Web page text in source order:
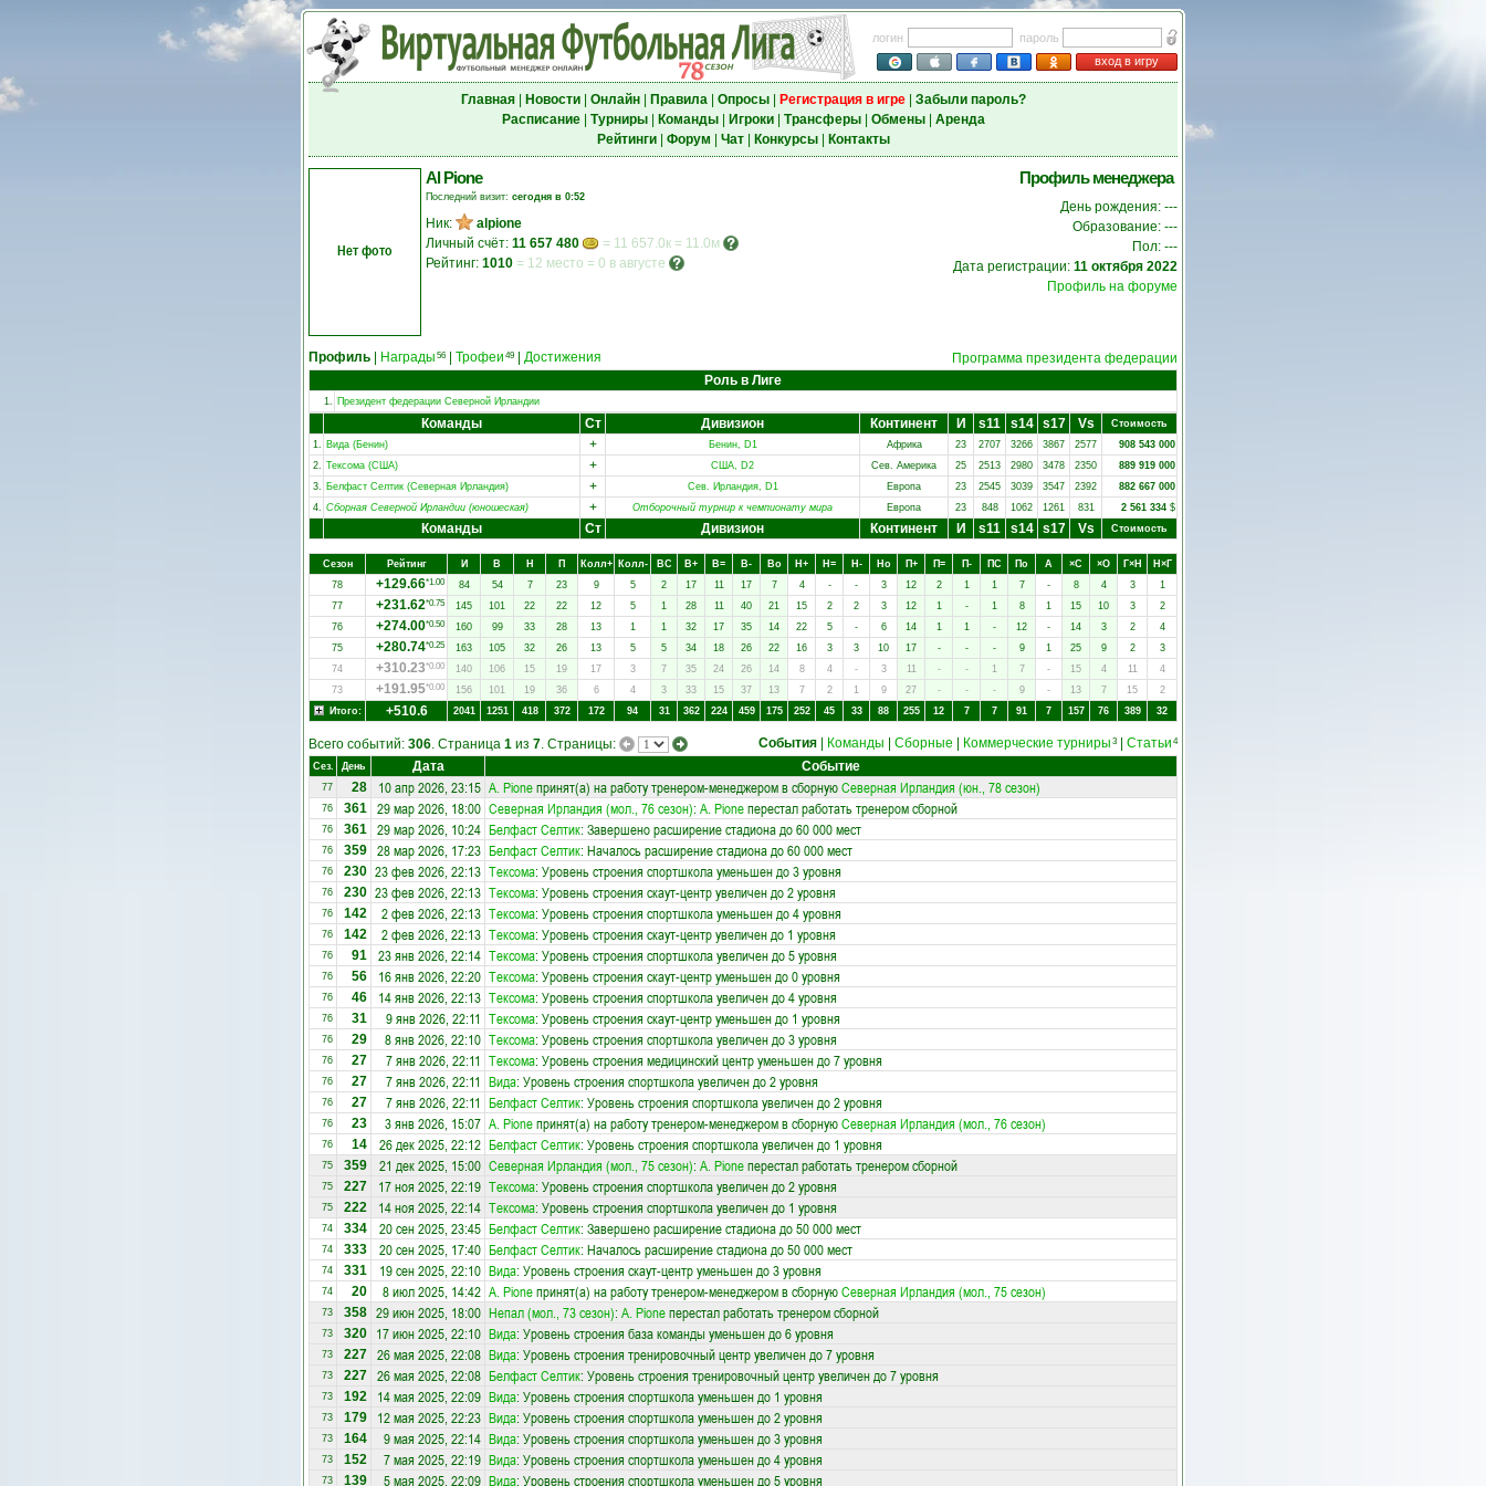
логин
пароль
вход в игру
Главная| Новости| Онлайн| Правила| Опросы| Регистрация в игре| Забыли пароль?
Расписание| Турниры| Команды| Игроки| Трансферы| Обмены| Аренда
Рейтинги| Форум Чат| Конкурсы| Контакты
Нет фото
Al Pione
Последний визит: сегодня в 0:52
Ник:
alpione
Личный счёт: 11 657 480
= 11 657.0к = 11.0м
Рейтинг: 1010 = 12 место = 0 в августе
Профиль менеджера
День рождения: ---
Образование: ---
Пол: ---
Дата регистрации: 11 октября 2022
Профиль на форуме
Профиль Награды 56 Трофеи 49 Достижения
Программа президента федерации
Роль в Лиге
1. Президент федерации Северной Ирландии
Команды Ст Дивизион Континент И s11 s14 s17 Vs
Стоимость
1. Вида (Бенин) + Бенин, D1 Африка 23 2707 3266 3867 2577
908 543 000
2. Тексома (США) + США, D2 Сев. Америка 25 2513 2980 3478 2350
889 919 000
3. Белфаст Селтик (Северная Ирландия) + Сев. Ирландия, D1 Европа 23 2545 3039 3547 2392
882 667 000
4. Сборная Северной Ирландии (юношеская) + Отборочный турнир к чемпионату мира Европа 23 848 1062 1261 831 2 561 334 $
Команды Ст Дивизион Континент И s11 s14 s17 Vs Стоимость
Сезон Рейтинг И В Н П Колл+ Колл- ВC В+ В= В- Вo Н+ Н= Н- Нo П+ П= П- ПC Пo А ×C ×O Г×Н
Н×Г
78
+129.66*1.00 84 54 7 23 9 5 2 17 11 17 7 4 - - 3 12 2 1 1 7 - 8 4 3
1
77
+231.62*0.75 145 101 22 22 12 5 1 28 11 40 21 15 2 2 3 12 1 - 1 8 1 15 10 3
2
76
+274.00*0.50 160 99 33 28 13 1 1 32 17 35 14 22 5 - 6 14 1 1 - 12 - 14 3 2
4
75
+280.74*0.25 163 105 32 26 13 5 5 34 18 26 22 16 3 3 10 17 - - - 9 1 25 9 2
3
74
+310.23*0.00 140 106 15 19 17 3 7 35 24 26 14 8 4 - 3 11 - - 1 7 - 15 4 11
4
73
+191.95*0.00 156 101 19 36 6 4 3 33 15 37 13 7 2 1 9 27 - - - 9 - 13 7 15
2
Итого:
+510.6 2041 1251 418 372 172 94 31 362 224 459 175 252 45 33 88 255 12 7 7 91 7 157 76 389 32
Всего событий: 306. Страница 1 из 7. Страницы: События Команды Сборные Коммерческие турниры 3 Статьи 4
Сез. День Дата Событие
77 28 10 апр 2026, 23:15 A. Pioneпринят(а) на работу тренером-менеджером в сборнуюСеверная Ирландия (юн., 78 сезон)
76 361 29 мар 2026, 18:00 Северная Ирландия (мол., 76 сезон): A. Pioneперестал работать тренером сборной
76 361 29 мар 2026, 10:24 Белфаст Селтик: Завершено расширение стадиона до 60 000 мест
76 359 28 мар 2026, 17:23 Белфаст Селтик: Началось расширение стадиона до 60 000 мест
76 230 23 фев 2026, 22:13 Тексома: Уровень строения спортшкола уменьшен до 3 уровня
76 230 23 фев 2026, 22:13 Тексома: Уровень строения скаут-центр увеличен до 2 уровня
76 142 2 фев 2026, 22:13 Тексома: Уровень строения спортшкола уменьшен до 4 уровня
76 142 2 фев 2026, 22:13 Тексома: Уровень строения скаут-центр увеличен до 1 уровня
76 91 23 янв 2026, 22:14 Тексома: Уровень строения спортшкола увеличен до 5 уровня
76 56 16 янв 2026, 22:20 Тексома: Уровень строения скаут-центр уменьшен до 0 уровня
76 46 14 янв 2026, 22:13 Тексома: Уровень строения спортшкола увеличен до 4 уровня
76 31 9 янв 2026, 22:11 Тексома: Уровень строения скаут-центр уменьшен до 1 уровня
76 29 8 янв 2026, 22:10 Тексома: Уровень строения спортшкола увеличен до 3 уровня
76 27 7 янв 2026, 22:11 Тексома: Уровень строения медицинский центр уменьшен до 7 уровня
76 27 7 янв 2026, 22:11 Вида: Уровень строения спортшкола увеличен до 2 уровня
76 27 7 янв 2026, 22:11 Белфаст Селтик: Уровень строения спортшкола увеличен до 2 уровня
76 23 3 янв 2026, 15:07 A. Pioneпринят(а) на работу тренером-менеджером в сборнуюСеверная Ирландия (мол., 76 сезон)
76 14 26 дек 2025, 22:12 Белфаст Селтик: Уровень строения спортшкола увеличен до 1 уровня
75 359 21 дек 2025, 15:00 Северная Ирландия (мол., 75 сезон): A. Pioneперестал работать тренером сборной
75 227 17 ноя 2025, 22:19 Тексома: Уровень строения спортшкола увеличен до 2 уровня
75 222 14 ноя 2025, 22:14 Тексома: Уровень строения спортшкола увеличен до 1 уровня
74 334 20 сен 2025, 23:45 Белфаст Селтик: Завершено расширение стадиона до 50 000 мест
74 333 20 сен 2025, 17:40 Белфаст Селтик: Началось расширение стадиона до 50 000 мест
74 331 19 сен 2025, 22:10 Вида: Уровень строения скаут-центр уменьшен до 3 уровня
74 20 8 июл 2025, 14:42 A. Pioneпринят(а) на работу тренером-менеджером в сборнуюСеверная Ирландия (мол., 75 сезон)
73 358 29 июн 2025, 18:00 Непал (мол., 73 сезон): A. Pioneперестал работать тренером сборной
73 320 17 июн 2025, 22:10 Вида: Уровень строения база команды уменьшен до 6 уровня
73 227 26 мая 2025, 22:08 Вида: Уровень строения тренировочный центр увеличен до 7 уровня
73 227 26 мая 2025, 22:08 Белфаст Селтик: Уровень строения тренировочный центр увеличен до 7 уровня
73 192 14 мая 2025, 22:09 Вида: Уровень строения спортшкола уменьшен до 1 уровня
73 179 12 мая 2025, 22:23 Вида: Уровень строения спортшкола уменьшен до 2 уровня
73 164 9 мая 2025, 22:14 Вида: Уровень строения спортшкола уменьшен до 3 уровня
73 152 7 мая 2025, 22:19 Вида: Уровень строения спортшкола уменьшен до 4 уровня
73 139 5 мая 2025, 22:09 Вида: Уровень строения спортшкола уменьшен до 5 уровня